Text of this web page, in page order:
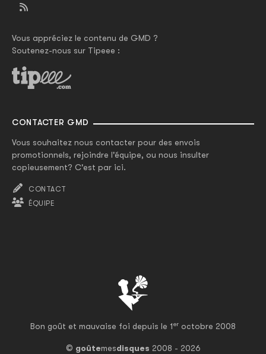
Bon goût et mauvaise foi depuis le 1er octobre 2008
© goûtemesdisques 2008 - 2026
Vous appréciez le contenu de GMD ?
Soutenez-nous sur Tipeee :
CONTACTER GMD
Vous souhaitez nous contacter pour des envois
promotionnels, rejoindre l'équipe, ou nous insulter
copieusement? C'est par ici.
CONTACT
ÉQUIPE